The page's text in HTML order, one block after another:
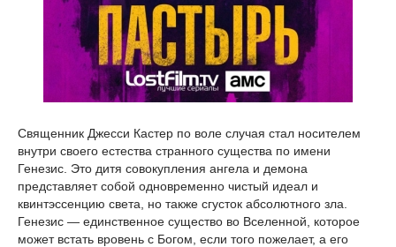
Священник Джесси Кастер по воле случая стал носителем
внутри своего естества странного существа по имени
Генезис. Это дитя совокупления ангела и демона
представляет собой одновременно чистый идеал и
квинтэссенцию света, но также сгусток абсолютного зла.
Генезис — единственное существо во Вселенной, которое
может встать вровень с Богом, если того пожелает, а его